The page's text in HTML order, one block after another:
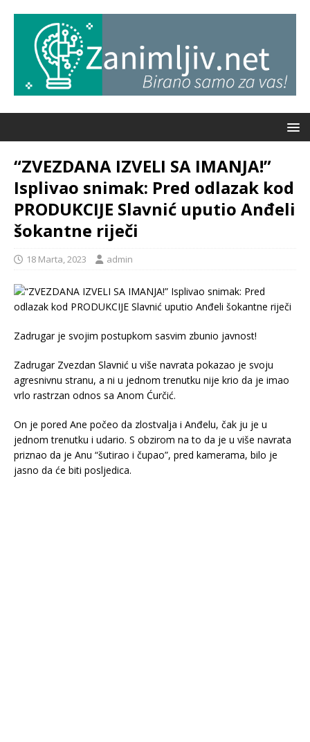
“ZVEZDANA IZVELI SA IMANJA!”
Isplivao snimak: Pred odlazak kod
PRODUKCIJE Slavnić uputio Anđeli
šokantne riječi
18 Marta, 2023 admin
Zadrugar je svojim postupkom sasvim zbunio javnost!
Zadrugar Zvezdan Slavnić u više navrata pokazao je svoju
agresnivnu stranu, a ni u jednom trenutku nije krio da je imao
vrlo rastrzan odnos sa Anom Ćurčić.
On je pored Ane počeo da zlostvalja i Anđelu, čak ju je u
jednom trenutku i udario. S obzirom na to da je u više navrata
priznao da je Anu “šutirao i čupao”, pred kamerama, bilo je
jasno da će biti posljedica.